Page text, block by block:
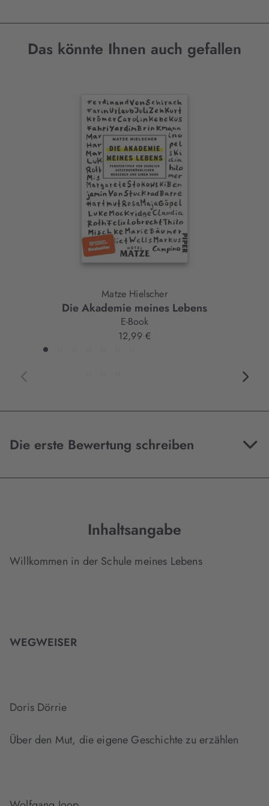
Das könnte Ihnen auch gefallen
Interaktives
Matze Hielscher
Die Akademie meines Lebens
E-Book
12,99 €
Die erste Bewertung schreiben
Inhaltsangabe
Willkommen in der Schule meines Lebens
WEGWEISER
Doris Dörrie
Über den Mut, die eigene Geschichte zu erzählen